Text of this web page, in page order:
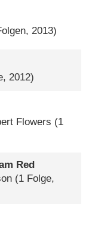
2013)
2012)
Flowers (1
Red
(1 Folge,